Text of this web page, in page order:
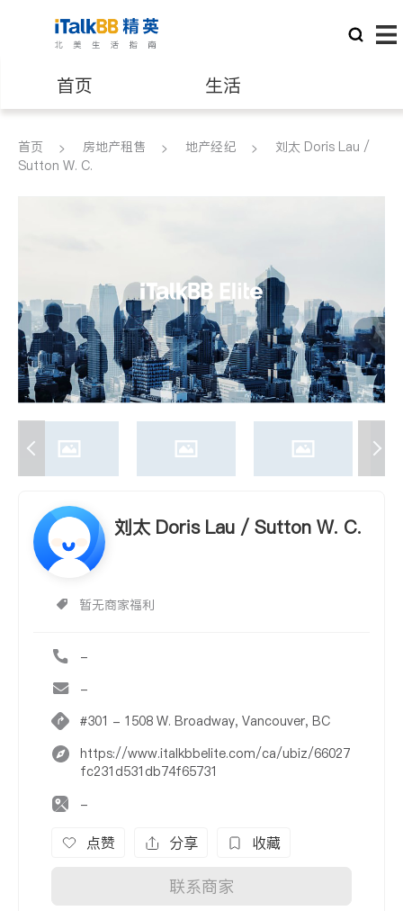
首页 生活
医生 律师
建筑装修
首页 房地产租售 地产经纪
刘太 Doris Lau /
Sutton W. C.
刘太 Doris Lau / Sutton W. C.
暂无商家福利
-
-
#301 - 1508 W. Broadway, Vancouver, BC
https://www.italkbbelite.com/ca/ubiz/66027
fc231d531db74f65731
-
点赞 分享 收藏
联系商家